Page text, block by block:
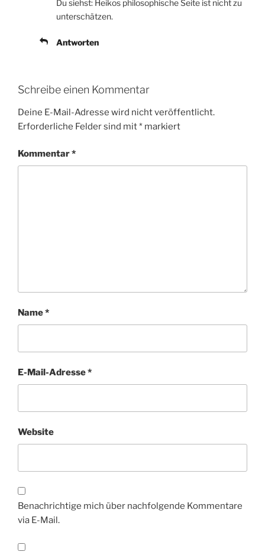
Du siehst: Heikos philosophische Seite ist nicht zu
unterschätzen.
Antworten
Schreibe einen Kommentar
Deine E-Mail-Adresse wird nicht veröffentlicht.
Erforderliche Felder sind mit* markiert
Kommentar*
Name*
E-Mail-Adresse*
Website
Benachrichtige mich über nachfolgende Kommentare
via E-Mail.